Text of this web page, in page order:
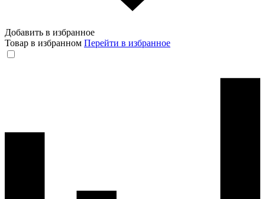
Добавить в избранное
Товар в избранном Перейти в избранное